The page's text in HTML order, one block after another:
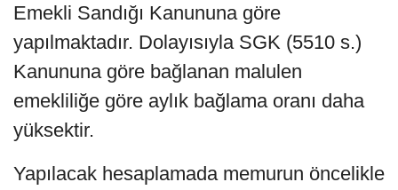
Emekli Sandığı Kanununa göre
yapılmaktadır. Dolayısıyla SGK (5510 s.)
Kanununa göre bağlanan malulen
emekliliğe göre aylık bağlama oranı daha
yüksektir.
Yapılacak hesaplamada memurun öncelikle